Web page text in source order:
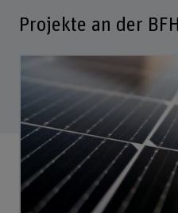
Projekte an der BFH